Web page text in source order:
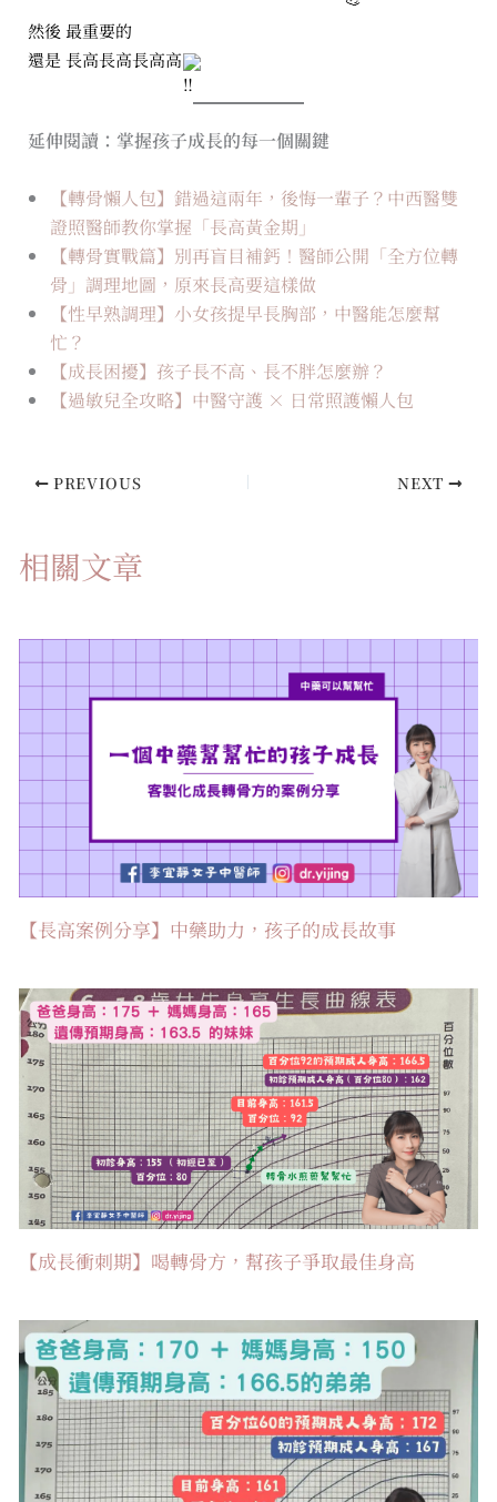
然後 最重要的
還是 長高長高長高高
延伸閱讀：掌握孩子成長的每一個關鍵
【轉骨懶人包】錯過這兩年，後悔一輩子？中西醫雙
證照醫師教你掌握「長高黃金期」
【轉骨實戰篇】別再盲目補鈣！醫師公開「全方位轉
骨」調理地圖，原來長高要這樣做
【性早熟調理】小女孩提早長胸部，中醫能怎麼幫
忙？
【成長困擾】孩子長不高、長不胖怎麼辦？
【過敏兒全攻略】中醫守護 × 日常照護懶人包
PREVIOUS NEXT
相關文章
【長高案例分享】中藥助力，孩子的成長故事
【成長衝刺期】喝轉骨方，幫孩子爭取最佳身高